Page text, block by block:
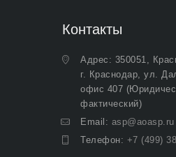
Контакты
Адрес: 350051,
г. Краснодар, ул.
офис 407
фактический)
Email: asp@aoasp.ru
Телефон: +7 (499)